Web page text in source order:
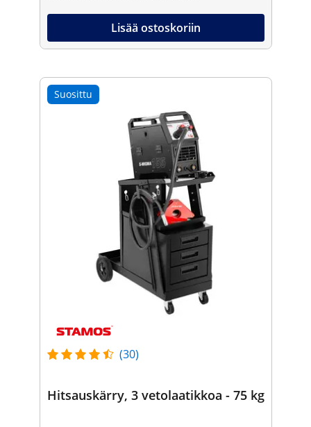
Lisää ostoskoriin
Suosittu
(30)
Hitsauskärry, 3 vetolaatikkoa - 75 kg